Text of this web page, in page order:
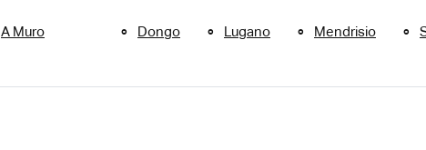
A Muro Dongo Lugano Mendrisio